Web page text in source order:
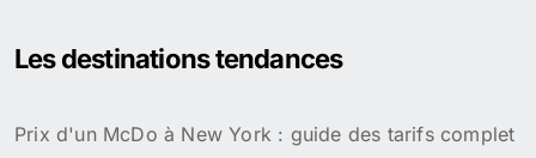
r
e
Les destinations tendances
Prix d'un McDo à New York : guide des tarifs complet